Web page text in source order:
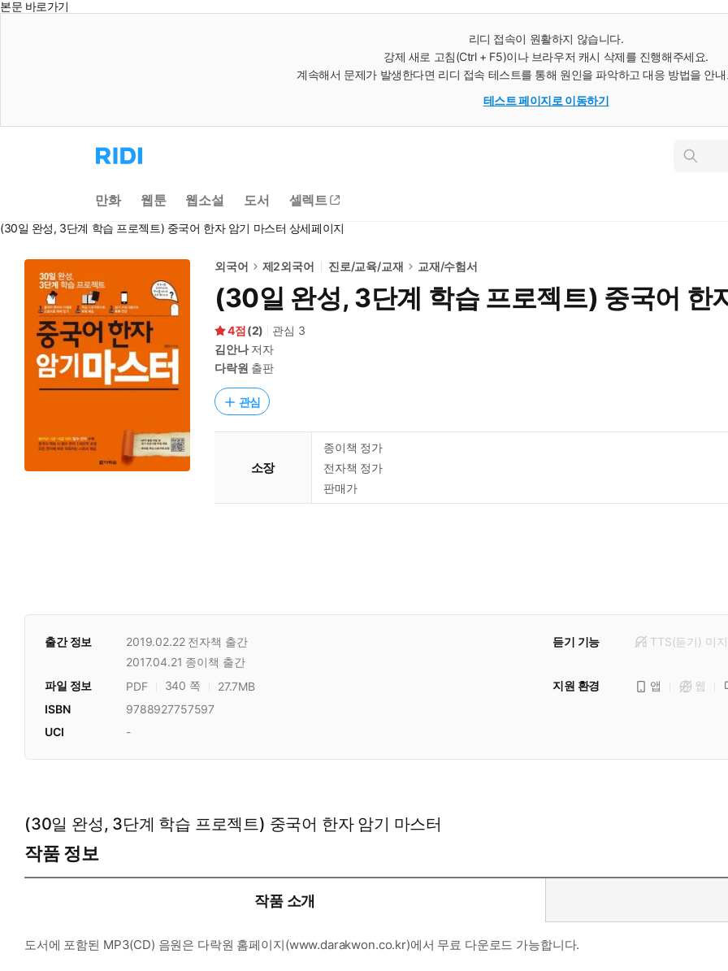
본문 바로가기
리디 접속이 원활하지 않습니다.
강제 새로 고침(Ctrl + F5)이나 브라우저 캐시 삭제를 진행해주세요.
계속해서 문제가 발생한다면 리디 접속 테스트를 통해 원인을 파악하고 대응 방법을 안
테스트 페이지로 이동하기
리
디
으
로
동
인
만화 웹툰 웹소설 도서 셀렉트
(30일 완성, 3단계 학습 프로젝트) 중국어 한자 암기 마스터 상세페이지
외국어 제2외국어 진로/교육/교재 교재/수험서
(30일 완성, 3단계 학습 프로젝트) 중국어 한
4 (2) 관심 3
김안나저자
다락원 출판
관심
소장
종이책 정가
전자책 정가
판매가
출간 정보 2019.02.22 전자책 출간
2017.04.21 종이책 출간
듣기 기능 TTS(듣기) 미
파일 정보 PDF 340 쪽 27.7MB 지원 환경 앱
웹
ISBN
9788927757597
UCI
-
(30일 완성, 3단계 학습 프로젝트) 중국어 한자 암기 마스터
작품 정보
작품 소개
도서에 포함된 MP3(CD) 음원은 다락원 홈페이지(www.darakwon.co.kr)에서 무료 다운로드 가능합니다.